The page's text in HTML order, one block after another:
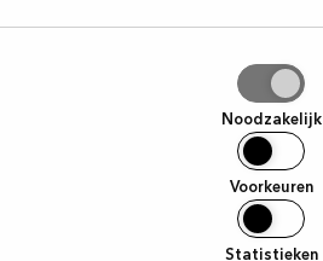
Noodzakelijk
Voorkeuren
Statistieken